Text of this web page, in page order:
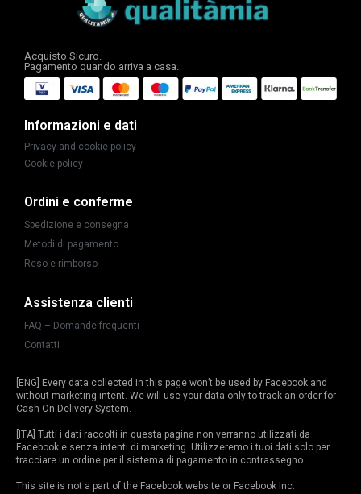
Acquisto Sicuro.
Pagamento quando arriva a casa.
Informazioni e dati
Privacy and cookie policy
Cookie policy
Ordini e conferme
Spedizione e consegna
Metodi di pagamento
Reso e rimborso
Assistenza clienti
FAQ – Domande frequenti
Contatti
[ENG] Every data collected in this page won’t be used by Facebook and
without marketing intent. We will use your data only to track an order for
Cash On Delivery System.
[ITA] Tutti i dati raccolti in questa pagina non verranno utilizzati da
Facebook e senza intenti di marketing. Utilizzeremo i tuoi dati solo per
tracciare un ordine per il sistema di pagamento in contrassegno.
This site is not a part of the Facebook website or Facebook Inc.